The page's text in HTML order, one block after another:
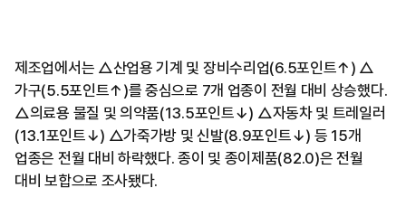
제조업에서는 △산업용 기계 및 장비수리업(6.5포인트↑) △
가구(5.5포인트↑)를 중심으로 7개 업종이 전월 대비 상승했다.
△의료용 물질 및 의약품(13.5포인트↓) △자동차 및 트레일러
(13.1포인트↓) △가죽가방 및 신발(8.9포인트↓) 등 15개
업종은 전월 대비 하락했다. 종이 및 종이제품(82.0)은 전월
대비 보합으로 조사됐다.